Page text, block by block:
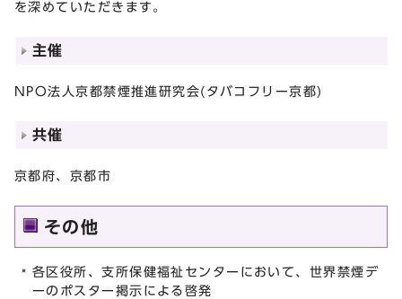
を深めていただきます。
主催
NPO法人京都禁煙推進研究会(タバコフリー京都)
共催
京都府、京都市
その他
各区役所、支所保健福祉センターにおいて、世界禁煙デ
ーのポスター掲示による啓発